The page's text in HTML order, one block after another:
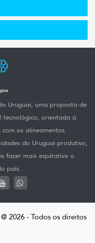
Uruguai, uma proposta de
tecnológico, orientada à
os alineamentos
do Uruguai produtivo,
fazer mais equitativo o
país.
@ 2026 - Todos os direitos